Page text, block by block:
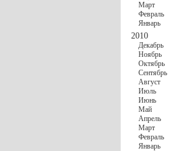
Март
Февраль
Январь
2010
Декабрь
Ноябрь
Октябрь
Сентябрь
Август
Июль
Июнь
Май
Апрель
Март
Февраль
Январь